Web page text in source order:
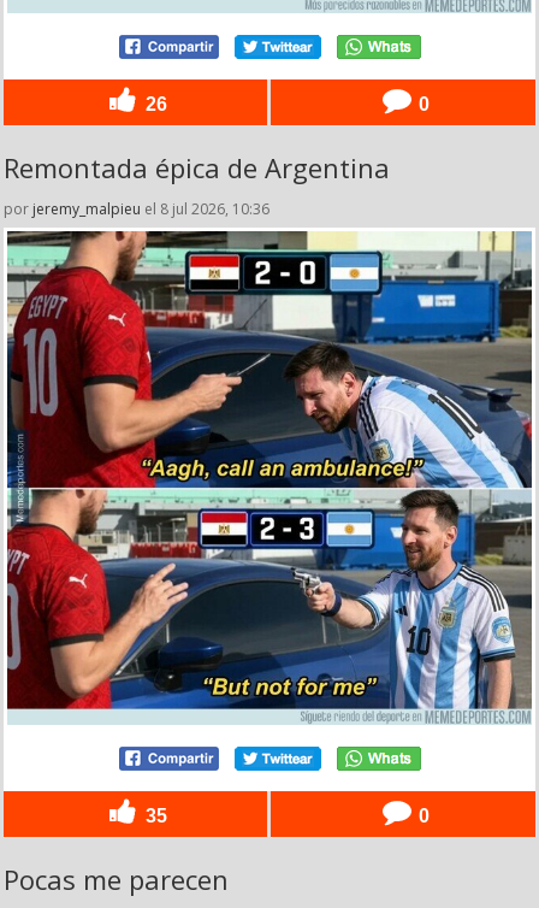
26 0
Remontada épica de Argentina
por jeremy_malpieu el 8 jul 2026, 10:36
35 0
Pocas me parecen